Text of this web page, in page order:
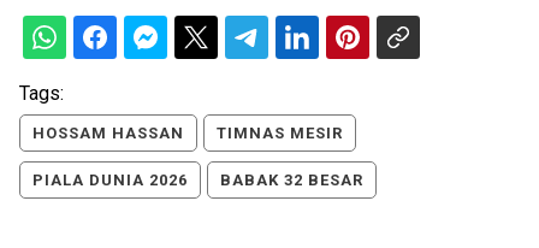
Tags:
HOSSAM HASSAN TIMNAS MESIR
PIALA DUNIA 2026 BABAK 32 BESAR